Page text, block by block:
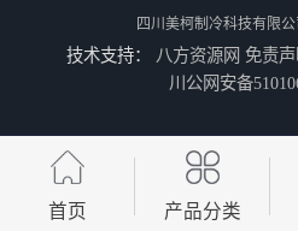
凉山冷冻库/凉山冷冻库价格/凉山冷冻库安装/凉山冷冻库设备
四川美柯制冷科技有限公
技术支持： 八方资源网 免责
川公网安备
首页 产品分类